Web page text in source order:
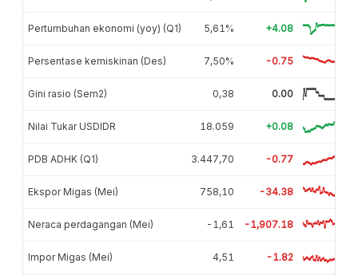
Pertumbuhan ekonomi (yoy) (Q1) 5,61% +4.08
Persentase kemiskinan (Des) 7,50% -0.75
Gini rasio (Sem2) 0,38 0.00
Nilai Tukar USDIDR 18.059 +0.08
PDB ADHK (Q1) 3.447,70 -0.77
Ekspor Migas (Mei) 758,10 -34.38
Neraca perdagangan (Mei) -1,61 -1,907.18
Impor Migas (Mei) 4,51 -1.82